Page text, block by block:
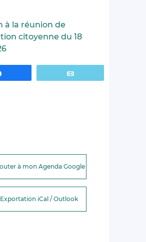
à la réunion de
citoyenne du 18
à mon Agenda Google
iCal / Outlook